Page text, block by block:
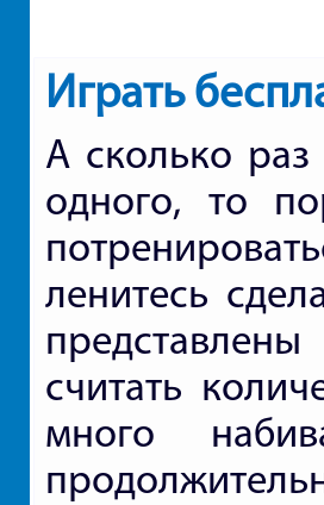
Играть
А сколько
одного, то
ленитесь
считать
много